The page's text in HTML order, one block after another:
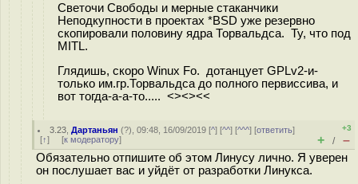
Светочи Свободы и мерные стаканчики
Неподкупности в проектах *BSD уже резервно
скопировали половину ядра Торвальдса. Ту, что под
MITL.
Глядишь, скоро Winux Fo. дотанцует GPLv2-и-
только им.гр.Торвальдса до полного первиссива, и
вот тогда-а-а-то..... <><><<
3.23 ,Дартаньян (?), 09:48, 16/09/2019 [^] [^^] [^^^] [ответить]
[↑] [к модератору]
+3
+ / –
Обязательно отпишите об этом Линусу лично. Я уверен
он послушает вас и уйдёт от разработки Линукса.